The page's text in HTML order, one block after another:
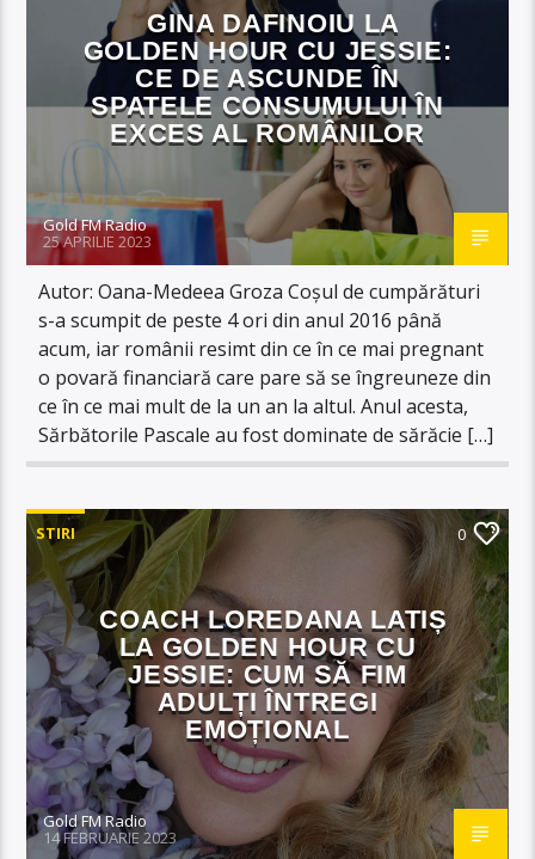
GINA DAFINOIU LA
GOLDEN HOUR CU JESSIE:
CE DE ASCUNDE ÎN
SPATELE CONSUMULUI ÎN
EXCES AL ROMÂNILOR
Gold FM Radio
25 APRILIE 2023
Autor: Oana-Medeea Groza Coșul de cumpărături
s-a scumpit de peste 4 ori din anul 2016 până
acum, iar românii resimt din ce în ce mai pregnant
o povară financiară care pare să se îngreuneze din
ce în ce mai mult de la un an la altul. Anul acesta,
Sărbătorile Pascale au fost dominate de sărăcie […]
STIRI 0
COACH LOREDANA LATIȘ
LA GOLDEN HOUR CU
JESSIE: CUM SĂ FIM
ADULȚI ÎNTREGI
EMOȚIONAL
Gold FM Radio
14 FEBRUARIE 2023